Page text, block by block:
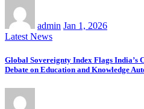
admin Jan 1, 2026
Latest News
Global Sovereignty Index Flags India’s
Debate on Education and Knowledge